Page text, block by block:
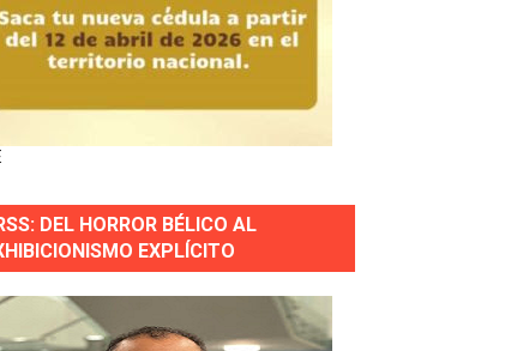
lo que va de año
y Ejército RD
DEL HORROR BÉLICO AL
EXPLÍCITO